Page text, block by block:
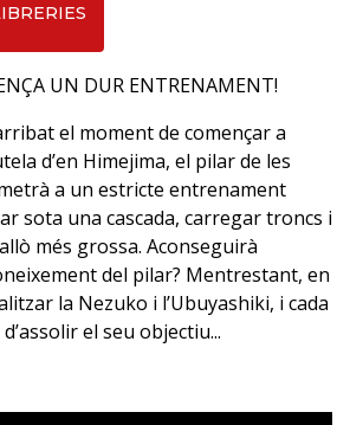
UN DUR ENTRENAMENT!
el moment de començar a
d’en Himejima, el pilar de les
a un estricte entrenament
sota una cascada, carregar troncs i
més grossa. Aconseguirà
del pilar? Mentrestant, en
la Nezuko i l’Ubuyashiki, i cada
el seu objectiu...